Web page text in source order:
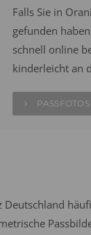
Falls Sie in
gefunden
schnell online
kinderleicht an